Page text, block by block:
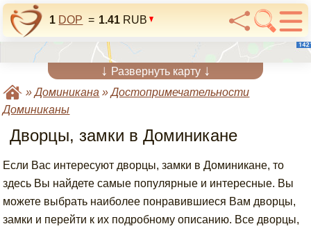
1 DOP = 1.41 RUB
↓ Развернуть карту ↓
»Доминикана »Достопримечательности
Доминиканы
Дворцы, замки в Доминикане
Если Вас интересуют дворцы, замки в Доминикане, то
здесь Вы найдете самые популярные и интересные. Вы
можете выбрать наиболее понравившиеся Вам дворцы,
замки и перейти к их подробному описанию. Все дворцы,